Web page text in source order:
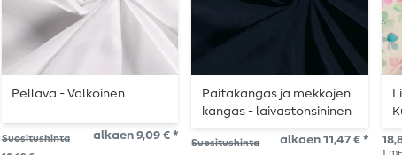
Pellava - Valkoinen
Suositushinta
alkaen 9,09 € *
Paitakangas ja mekkojen
kangas - laivastonsininen
Suositushinta
alkaen 11,47 € *
1